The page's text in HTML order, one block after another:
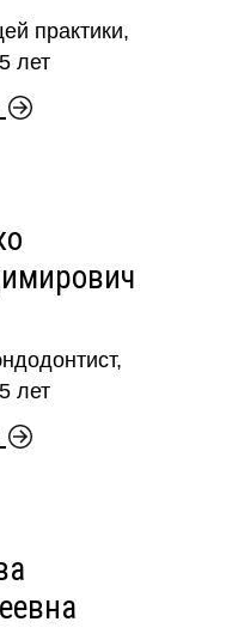
практики,
лет
лет